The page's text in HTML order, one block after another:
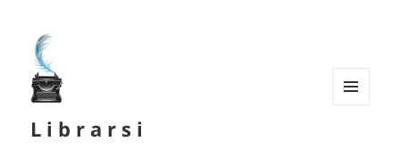
L i b r a r s i